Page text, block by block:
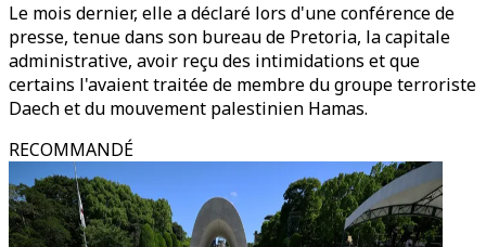
Le mois dernier, elle a déclaré lors d'une conférence de
presse, tenue dans son bureau de Pretoria, la capitale
administrative, avoir reçu des intimidations et que
certains l'avaient traitée de membre du groupe terroriste
Daech et du mouvement palestinien Hamas.
RECOMMANDÉ